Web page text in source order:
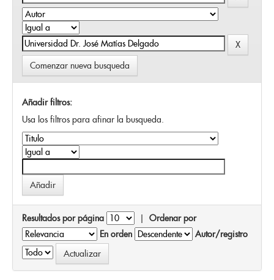
Comenzar nueva busqueda
Añadir filtros:
Usa los filtros para afinar la busqueda.
Resultados por página | Ordenar por
En orden
Autor/registro